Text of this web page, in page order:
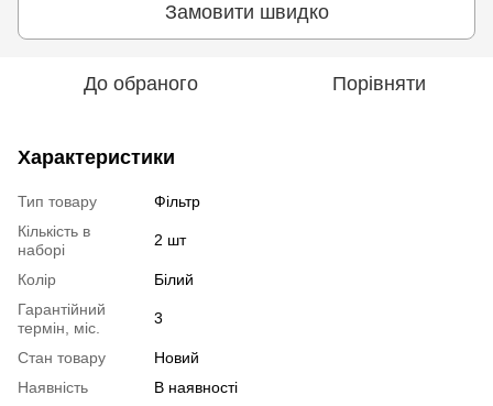
Замовити швидко
До обраного Порівняти
Характеристики
Тип товару
Фільтр
Кількість в
наборі
2 шт
Колір
Білий
Гарантійний
термін, міс.
3
Стан товару
Новий
Наявність
В наявності